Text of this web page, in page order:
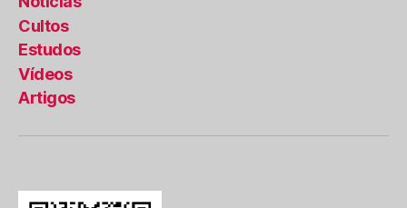
Cultos
Estudos
Vídeos
Artigos